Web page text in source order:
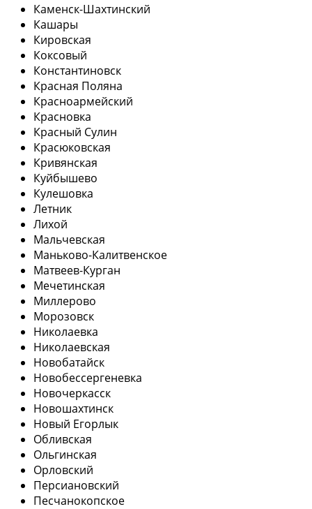
Каменск-Шахтинский
Кашары
Кировская
Коксовый
Константиновск
Красная Поляна
Красноармейский
Красновка
Красный Сулин
Красюковская
Кривянская
Куйбышево
Кулешовка
Летник
Лихой
Мальчевская
Маньково-Калитвенское
Матвеев-Курган
Мечетинская
Миллерово
Морозовск
Николаевка
Николаевская
Новобатайск
Новобессергеневка
Новочеркасск
Новошахтинск
Новый Егорлык
Обливская
Ольгинская
Орловский
Персиановский
Песчанокопское